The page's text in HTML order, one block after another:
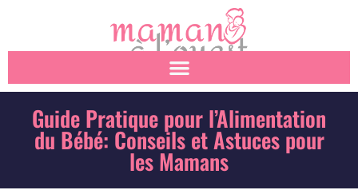
Guide Pratique pour l’Alimentation
du Bébé: Conseils et Astuces pour
les Mamans